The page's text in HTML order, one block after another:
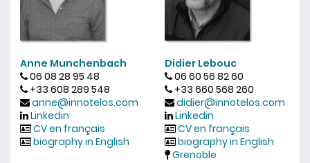
Anne Munchenbach
06 08 28 95 48
+33 608 289 548
anne@innotelos.com
Linkedin
CV en français
biography in English
Didier Lebouc
06 60 56 82 60
+33 660 568 260
didier@innotelos.com
Linkedin
CV en français
biography in English
Grenoble